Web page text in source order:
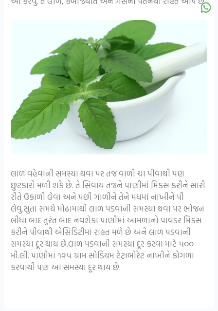
લાળ વહેવાની સમસ્યા થવા પર તજ વાળી ચા પીવાથી પણ
છુટકારો મળી શકે છે. તે સિવાય તજને પાણીમાં મિક્સ કરીને સારી
રીતે ઉકાળી લેવા અને પછી ગાળીને તેને મધમાં નાખીને પી
લેવું.સુતા સમયે મોઢામાંથી લાળ પડવાની સમસ્યા થવા પર ભોજન
લીધા બાદ તુરંત બાદ નવશેકા પાણીમાં આમળાનો પાવડર મિક્સ
કરીને પીવાથી એસિડિટીમાં રાહત મળે છે અને લાળ પડવાની
સમસ્યા દૂર થાય છે.લાળ પડવાની સમસ્યા દૂર કરવા માટે ૫૦૦
મી.લી. પાણીમાં ૧૨૫ ગ્રામ સોડિયમ ટેટ્રાબોરેટ નાખીને કોગળા
કરવાથી પણ આ સમસ્યા દૂર થાય છે.